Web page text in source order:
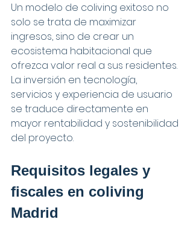
Un modelo de coliving exitoso no
solo se trata de maximizar
ingresos, sino de crear un
ecosistema habitacional que
ofrezca valor real a sus residentes.
La inversión en tecnología,
servicios y experiencia de usuario
se traduce directamente en
mayor rentabilidad y sostenibilidad
del proyecto.
Requisitos legales y
fiscales en coliving
Madrid